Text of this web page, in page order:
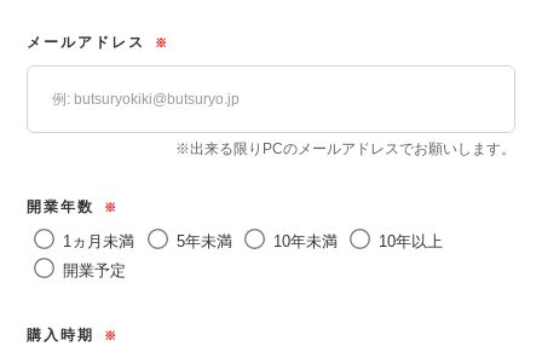
メールアドレス ※
※出来る限りPCのメールアドレスでお願いします。
開業年数 ※
1ヵ月未満 5年未満 10年未満
10年以上
開業予定
購入時期 ※